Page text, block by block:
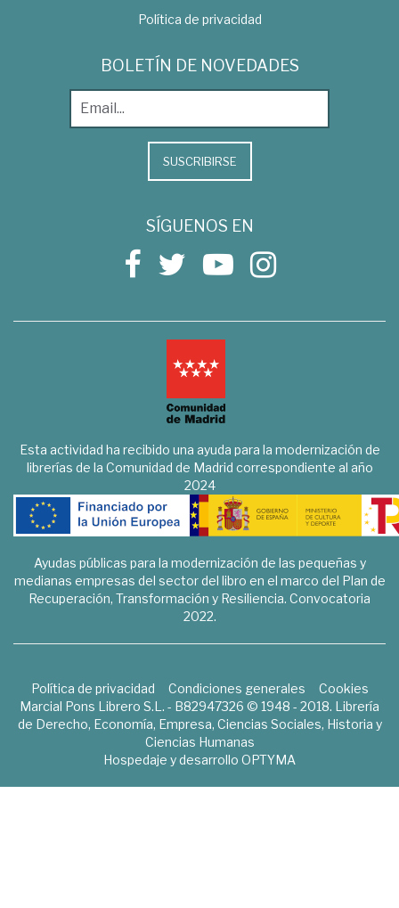
Política de privacidad
BOLETÍN DE NOVEDADES
SUSCRIBIRSE
SÍGUENOS EN
Esta actividad ha recibido una ayuda para la modernización de
librerías de la Comunidad de Madrid correspondiente al año
2024
Ayudas públicas para la modernización de las pequeñas y
medianas empresas del sector del libro en el marco del Plan de
Recuperación, Transformación y Resiliencia. Convocatoria
2022.
Política de privacidad Condiciones generales
Cookies
Marcial Pons Librero S.L. - B82947326 © 1948 - 2018. Librería
de Derecho, Economía, Empresa, Ciencias Sociales, Historia y
Ciencias Humanas
Hospedaje y desarrollo OPTYMA